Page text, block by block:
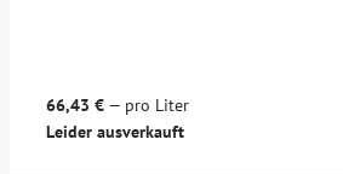
66,43 € — pro Liter
Leider ausverkauft